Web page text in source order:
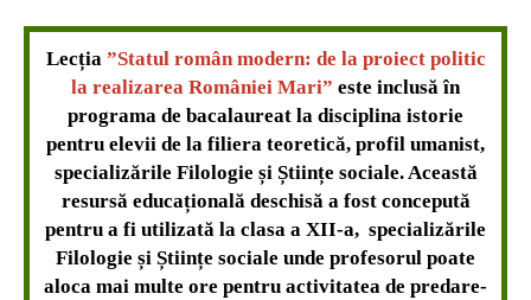
Lecția ”Statul român modern: de la proiect politic
la realizarea României Mari” este inclusă în
programa de bacalaureat la disciplina istorie
pentru elevii de la filiera teoretică, profil umanist,
specializările Filologie și Științe sociale. Această
resursă educațională deschisă a fost concepută
pentru a fi utilizată la clasa a XII-a, specializările
Filologie și Științe sociale unde profesorul poate
aloca mai multe ore pentru activitatea de predare-